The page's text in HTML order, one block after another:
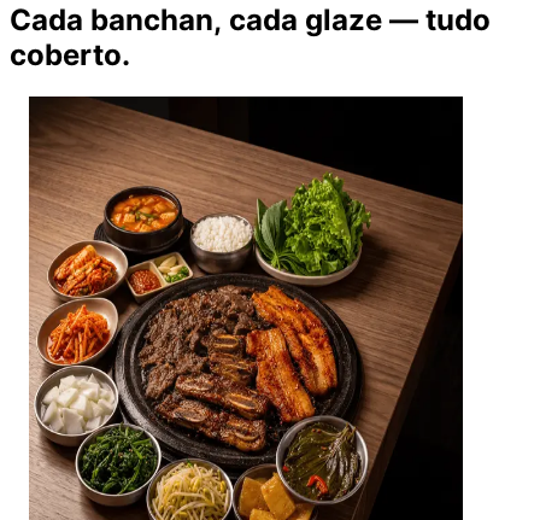
Cada banchan, cada glaze — tudo
coberto.